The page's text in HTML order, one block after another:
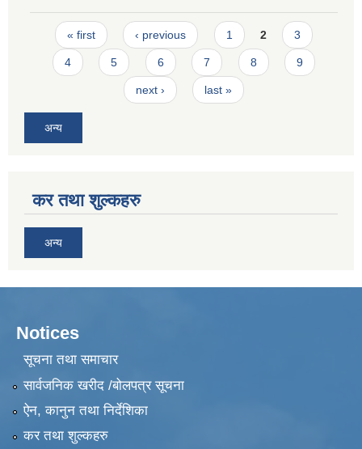
Pages
« first ‹ previous 1 2 3
4 5 6 7 8 9
next › last »
अन्य
कर तथा शुल्कहरु
अन्य
Notices
सूचना तथा समाचार
सार्वजनिक खरीद /बोलपत्र सूचना
ऐन, कानुन तथा निर्देशिका
कर तथा शुल्कहरु